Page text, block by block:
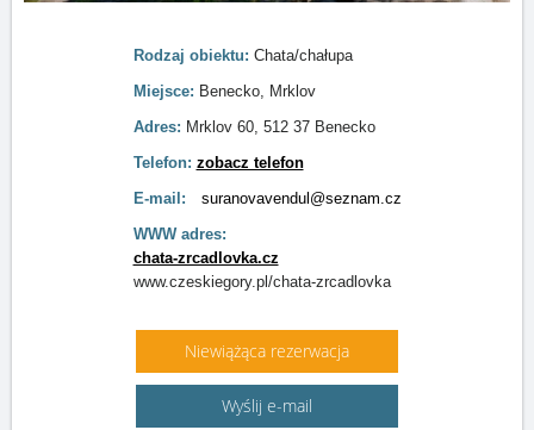
Rodzaj obiektu: Chata/chałupa
Miejsce: Benecko, Mrklov
Adres: Mrklov 60, 512 37 Benecko
Telefon: zobacz telefon
E-mail:
suranovavendul@seznam.cz
WWW adres:
chata-zrcadlovka.cz
www.czeskiegory.pl/chata-zrcadlovka
Niewiążąca rezerwacja
Wyślij e-mail